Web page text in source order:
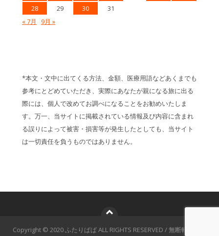
28
29 30
31
« 7月
9月 »
*本文・文中に出てくる方法、金額、医療用語などあくまでも
参考にとどめていただき、実際にあなたが親になる旅に出る
際には、個人で改めてお調べになることをお勧めいたしま
す。万一、当サイトに掲載されている情報及び内容に含まれ
る誤りによって被害・損害等が発生したとしても、当サイト
は一切責任を負うものではありません。
Copyright © 2020 ふたりぱぱ ALL RIGHTS RESERVED / 無断転載禁止